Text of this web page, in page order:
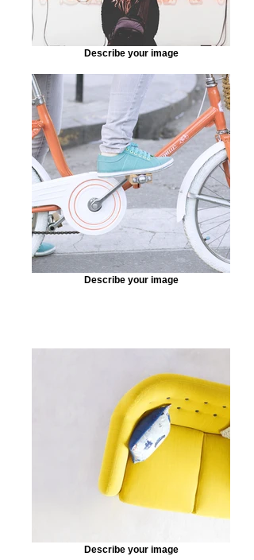
Describe your image
Describe your image
Describe your image